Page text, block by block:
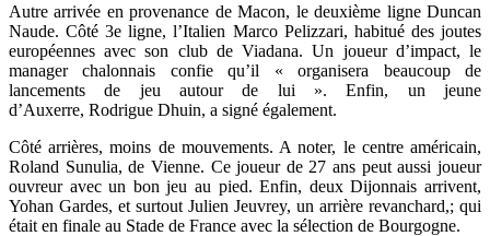
Autre arrivée en provenance de Macon, le deuxième ligne Duncan
Naude. Côté 3e ligne, l’Italien Marco Pelizzari, habitué des joutes
européennes avec son club de Viadana. Un joueur d’impact, le
manager chalonnais confie qu’il « organisera beaucoup de
lancements de jeu autour de lui ». Enfin, un jeune
d’Auxerre, Rodrigue Dhuin, a signé également.
Côté arrières, moins de mouvements. A noter, le centre américain,
Roland Sunulia, de Vienne. Ce joueur de 27 ans peut aussi joueur
ouvreur avec un bon jeu au pied. Enfin, deux Dijonnais arrivent,
Yohan Gardes, et surtout Julien Jeuvrey, un arrière revanchard,; qui
était en finale au Stade de France avec la sélection de Bourgogne.